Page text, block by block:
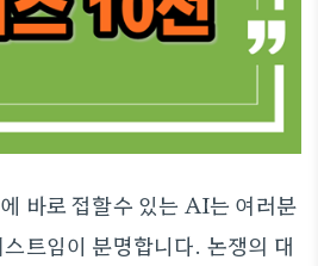
바로 접할수 있는 AI는 여러분
트임이 분명합니다. 논쟁의 대